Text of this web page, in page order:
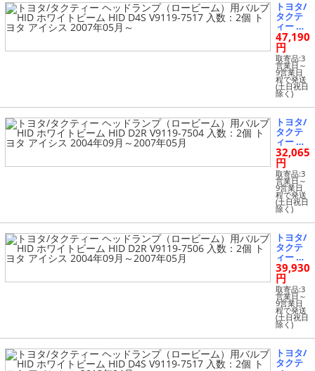
トヨタ/
タクテ
ィー ヘ
ッドラ
ンプ
（ロー
ビー
ム）用
バルブ
HID ホ
ワイト
ビーム
HID D4
S V9119
-7517 入
数：2個
トヨタ
アイシ
ス 2007
年05月
～
47,190
円
取寄品:3
営業日～
9営業日
程で発送
(土日祝日
除く)
トヨタ/
タクテ
ィー ヘ
ッドラ
ンプ
（ロー
ビー
ム）用
バルブ
HID ホ
ワイト
ビーム
HID D2
R V9119
-7504 入
数：2個
トヨタ
アイシ
ス 2004
年09月
～2007
年05月
32,065
円
取寄品:3
営業日～
9営業日
程で発送
(土日祝日
除く)
トヨタ/
タクテ
ィー ヘ
ッドラ
ンプ
（ロー
ビー
ム）用
バルブ
HID ホ
ワイト
ビーム
HID D2
R V9119
39,930
円
取寄品:3
営業日～
9営業日
程で発送
(土日祝日
除く)
トヨタ/
タクテ